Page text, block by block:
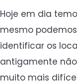
Hoje em dia
mesmo
identificar os
antigamente
muito mais